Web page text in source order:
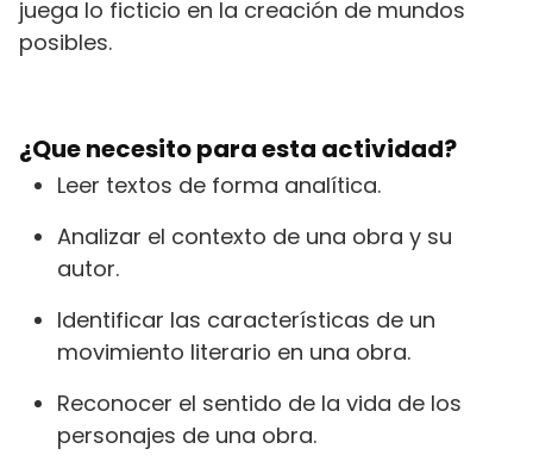
juega lo ficticio en la creación de mundos
posibles.
¿Que necesito para esta actividad?
Leer textos de forma analítica.
Analizar el contexto de una obra y su
autor.
Identificar las características de un
movimiento literario en una obra.
Reconocer el sentido de la vida de los
personajes de una obra.